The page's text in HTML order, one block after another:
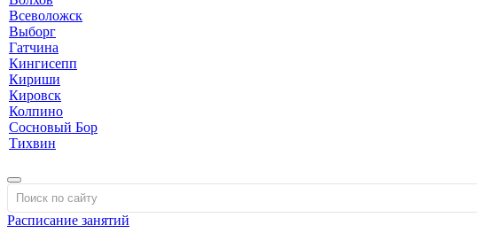
Всеволожск
Выборг
Гатчина
Кингисепп
Кириши
Кировск
Колпино
Сосновый Бор
Тихвин
Расписание занятий